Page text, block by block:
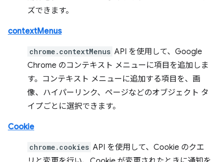
ズできます。
contextMenus
chrome.contextMenus API を使用して、Google
Chrome のコンテキスト メニューに項目を追加しま
す。コンテキスト メニューに追加する項目を、画
像、ハイパーリンク、ページなどのオブジェクト タ
イプごとに選択できます。
Cookie
chrome.cookies API を使用して、Cookie のクエ